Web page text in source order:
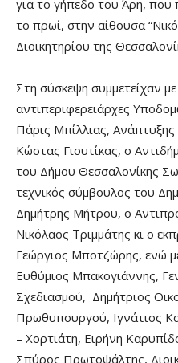
για το γήπεδο του Άρη, που
το πρωί, στην αίθουσα
Διοικητηρίου της
Στη σύσκεψη συμμετείχαν
αντιπεριφερειάρχες
Πάρις Μπίλλιας,
Κώστας Γιουτίκας, ο
του Δήμου Θεσσαλονίκης
τεχνικός σύμβουλος του
Δημήτρης Μήτρου, ο
Νικόλαος Τριμμάτης κι ο
Γεώργιος Μποτζώρης, ενώ
Ευθύμιος Μπακογιάννης,
Σχεδιασμού, Δημήτριος
Πρωθυπουργού, Ιγνάτιος
– Χορτιάτη, Ειρήνη
Σπύρος Πρωτοψάλτης,